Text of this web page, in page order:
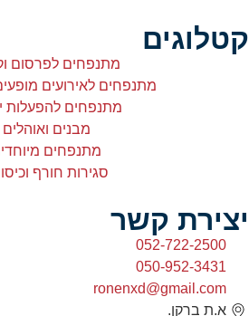
קטלוגים
מתנפחים לפרסום
מתנפחים לאירועים
מתנפחים להפעלות
מבנים ואוהלים
מתנפחים
סגירות חורף
יצירת קשר
052-722-2500
050-952-3431
ronenxd@gmail.com
א.ת ברקן.